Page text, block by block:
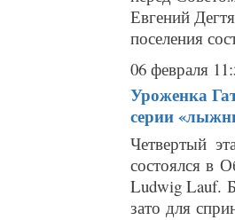
Евгений
поселения
06 февраля
Уроженка
серии
Четвертый
состоялся в
Ludwig Lauf.
зато для